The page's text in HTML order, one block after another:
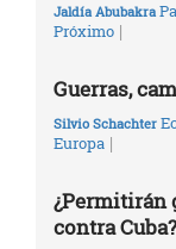
Jaldía Abubakra
Próximo |
Guerras,
Silvio Schachter
Europa |
¿Permitirán
contra Cuba?